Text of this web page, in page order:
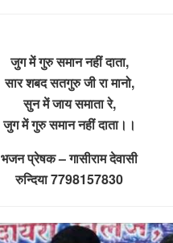
जुग में गुरु समान नहीं दाता,
सार शबद सतगुरु जी रा मानो,
सुन में जाय समाता रे,
जुग में गुरु समान नहीं दाता।।
भजन प्रेषक – गासीराम देवासी
रुन्दिया 7798157830